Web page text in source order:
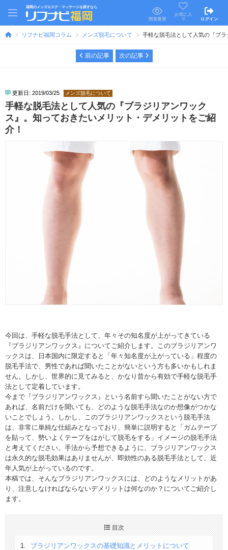
福岡のメンズエステ・マッサージを探すなら
閲覧履歴
お気に入
り
ログイン
リフナビ福岡コラム メンズ脱毛について 手軽な脱毛法として人気の『ブ
前の記事 次の記事
更新日: 2019/03/25 メンズ脱毛について
手軽な脱毛法として人気の『ブラジリアンワック
ス』。知っておきたいメリット・デメリットをご紹
介！
今回は、手軽な脱毛手法として、年々その知名度が上がってきている
『ブラジリアンワックス』についてご紹介します。このブラジリアンワ
ックスは、日本国内に限定すると「年々知名度が上がっている」程度の
脱毛手法で、男性であれば聞いたことがないという方も多いかもしれま
せん。しかし、世界的に見てみると、かなり昔から有効で手軽な脱毛手
法として定着しています。
今まで『ブラジリアンワックス』という名前すら聞いたことがない方で
あれば、名前だけを聞いても、どのような脱毛手法なのか想像がつかな
いことでしょう。しかし、このブラジリアンワックスという脱毛手法
は、非常に単純な仕組みとなっており、簡単に説明すると「ガムテープ
を貼って、勢いよくテープをはがして脱毛をする」イメージの脱毛手法
と考えてください。手法から予想できるように、ブラジリアンワックス
は永久的な脱毛効果はありませんが、即効性のある脱毛手法として、近
年人気が上がっているのです。
本稿では、そんなブラジリアンワックスには、どのようなメリットがあ
り、注意しなければならないデメリットは何なのか？についてご紹介し
ます。
目次
ブラジリアンワックスの基礎知識とメリットについて